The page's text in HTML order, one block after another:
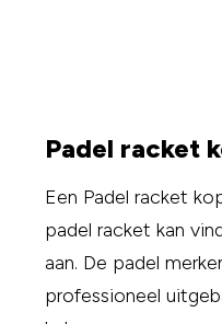
Padel racket
Een Padel racket
padel racket kan
aan. De padel
professioneel